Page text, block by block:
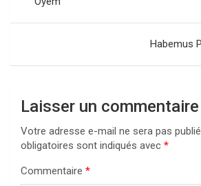
l’article
Habemus
Laisser un commentaire
Votre adresse e-mail ne sera pas
obligatoires sont indiqués avec *
Commentaire *